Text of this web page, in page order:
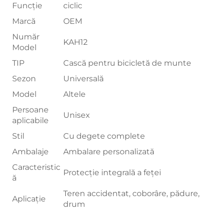
Funcție
ciclic
Marcă
OEM
Număr
Model
KAH12
TIP
Cască pentru bicicletă de munte
Sezon
Universală
Model
Altele
Persoane
aplicabile
Unisex
Stil
Cu degete complete
Ambalaje
Ambalare personalizată
Caracteristic
ă
Protecție integrală a feței
Aplicație
Teren accidentat, coborâre, pădure,
drum